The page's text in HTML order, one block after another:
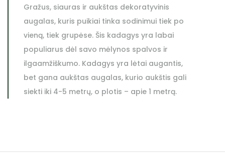
Gražus, siauras ir aukštas dekoratyvinis
augalas, kuris puikiai tinka sodinimui tiek po
vieną, tiek grupėse. Šis kadagys yra labai
populiarus dėl savo mėlynos spalvos ir
ilgaamžiškumo. Kadagys yra lėtai augantis,
bet gana aukštas augalas, kurio aukštis gali
siekti iki 4-5 metrų, o plotis – apie 1 metrą.